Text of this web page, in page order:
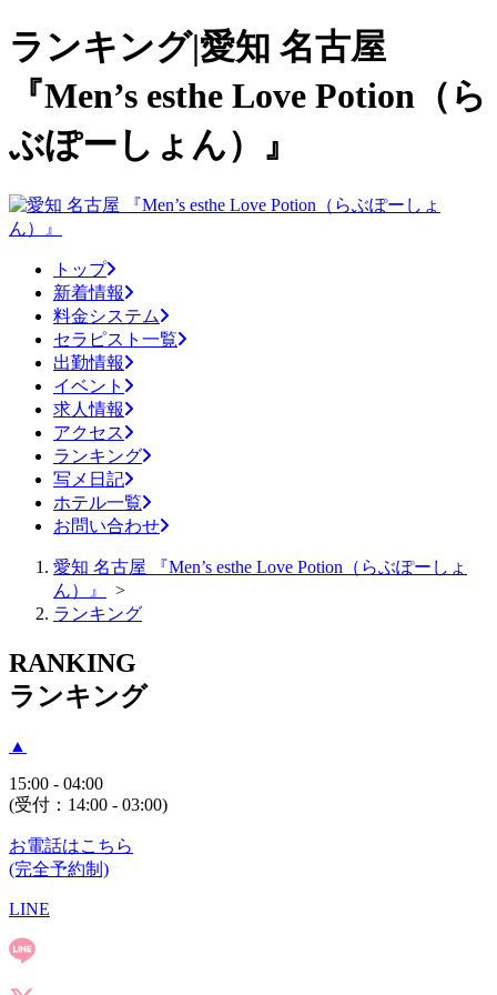
ランキング|愛知 名古屋
『Men’s esthe Love Potion（ら
ぶぽーしょん）』
トップ
新着情報
料金システム
セラピスト一覧
出勤情報
イベント
求人情報
アクセス
ランキング
写メ日記
ホテル一覧
お問い合わせ
愛知 名古屋 『Men’s esthe Love Potion（らぶぽーしょ
ん）』
>
ランキング
RANKING
ランキング
▲
15:00 - 04:00
(受付： 14:00 - 03:00)
お電話はこちら
(完全予約制)
LINE